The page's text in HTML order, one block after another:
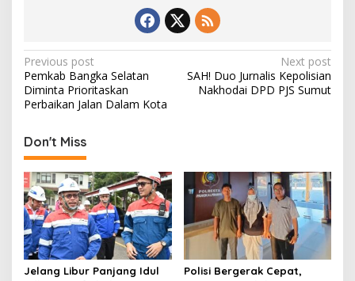
P
o
s
t
n
a
v
i
g
a
Previous post
Pemkab Bangka Selatan
Diminta Prioritaskan
Perbaikan Jalan Dalam Kota
Next post
SAH! Duo Jurnalis Kepolisian
Nakhodai DPD PJS Sumut
Don't Miss
Jelang Libur Panjang Idul
Polisi Bergerak Cepat,